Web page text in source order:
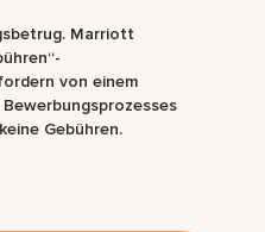
Marriott
von einem
Gebühren.